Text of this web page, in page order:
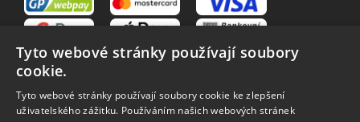
Tyto webové stránky používají soubory
cookie.
Tyto webové stránky používají soubory cookie ke zlepšení
uživatelského zážitku. Používáním našich webových stránek